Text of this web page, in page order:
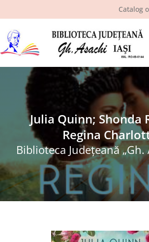
Catalog
Despre bibliotecă
Pagina cititorului
Ştiri şi evenimente
Programe şi proiecte
Interes public
Julia Quinn; Shonda
Regina
Biblioteca Judeţeană „Gh.